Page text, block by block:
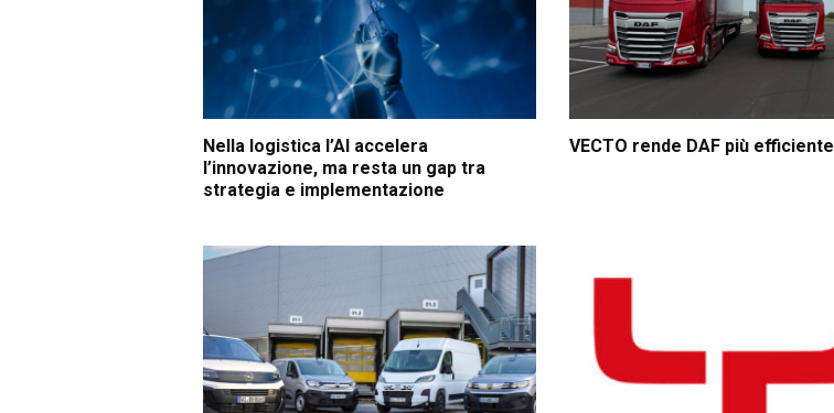
Nella logistica l’AI accelera
l’innovazione, ma resta un gap tra
strategia e implementazione
VECTO rende DAF più efficiente